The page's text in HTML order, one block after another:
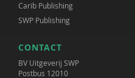
Carib Publishing
SWP Publishing
CONTACT
BV Uitgeverij SWP
Postbus 12010